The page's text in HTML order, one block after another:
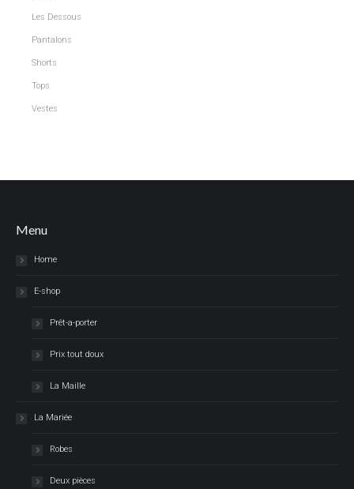
Les Dessous
Pantalons
Shorts
Tops
Vestes
Menu
Home
E-shop
Prêt-a-porter
Prix tout doux
La Maille
La Mariée
Robes
Deux pièces